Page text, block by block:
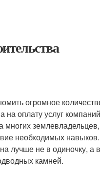
огромное
на оплату услуг
многих
необходимых
лучше не в одиночку, а
камней.